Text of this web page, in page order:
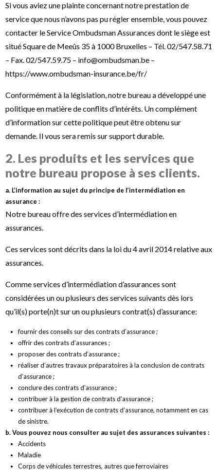
Si vous aviez une plainte concernant notre prestation de
service que nous n’avons pas pu régler ensemble, vous pouvez
contacter le Service Ombudsman Assurances dont le siège est
situé Square de Meeûs 35 à 1000 Bruxelles – Tél. 02/547.58.71
– Fax. 02/547.59.75 – info@ombudsman.be –
https://www.ombudsman-insurance.be/fr/
Conformément à la législation, notre bureau a développé une
politique en matière de conflits d’intérêts. Un complément
d’information sur cette politique peut être obtenu sur
demande. Il vous sera remis sur support durable.
2. Les produits et les services que
notre bureau propose à ses clients.
a. L’information au sujet du principe de l’intermédiation en
assurance :
Notre bureau offre des services d’intermédiation en
assurances.
Ces services sont décrits dans la loi du 4 avril 2014 relative aux
assurances.
Comme services d’intermédiation d’assurances sont
considérées un ou plusieurs des services suivants dès lors
qu’il(s) porte(n)t sur un ou plusieurs contrat(s) d’assurance:
fournir des conseils sur des contrats d’assurance ;
offrir des contrats d’assurances ;
proposer des contrats d’assurance ;
réaliser d’autres travaux préparatoires à la conclusion de contrats
d’assurance ;
conclure des contrats d’assurance ;
contribuer à la gestion de contrats d’assurance ;
contribuer à l’exécution de contrats d’assurance, notamment en cas
de sinistre.
b. Vous pouvez nous consulter au sujet des assurances suivantes :
Accidents
Maladie
Corps de véhicules terrestres, autres que ferroviaires